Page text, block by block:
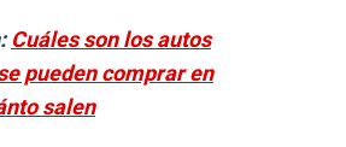
Cuáles son los autos
pueden comprar en
salen